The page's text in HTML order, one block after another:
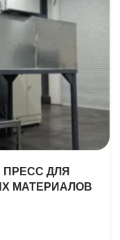
ПРЕСС ДЛЯ
МАТЕРИАЛОВ